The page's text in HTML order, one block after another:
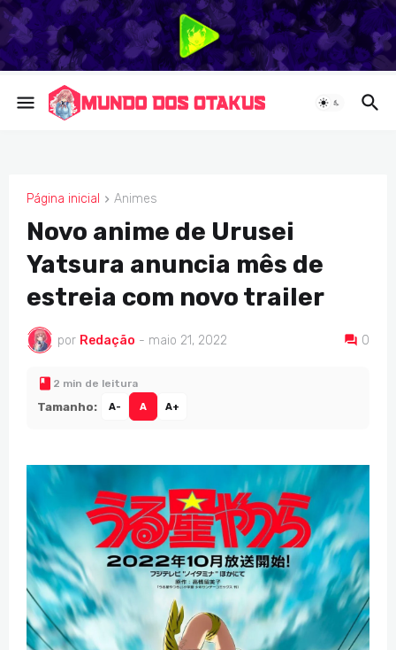
Página inicial Animes
ANIMES
Novo anime de Urusei
Yatsura anuncia mês de
estreia com novo trailer
por Redação - maio 21, 2022 0
2 min de leitura
Tamanho: A- A A+